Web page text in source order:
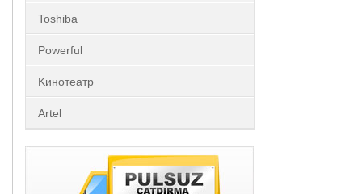
Toshiba
Powerful
Kинотеатр
Artel